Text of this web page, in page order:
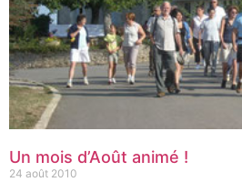
Un mois d’Août animé !
24 août 2010